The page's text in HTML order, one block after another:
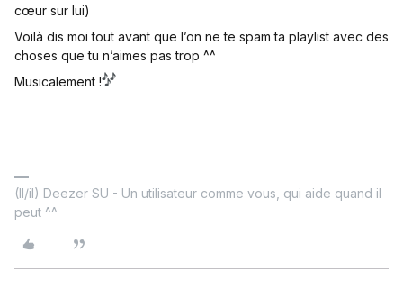
cœur sur lui)
Voilà dis moi tout avant que l’on ne te spam ta playlist avec des
choses que tu n’aimes pas trop ^^
Musicalement !
(Il/il) Deezer SU - Un utilisateur comme vous, qui aide quand il
peut ^^